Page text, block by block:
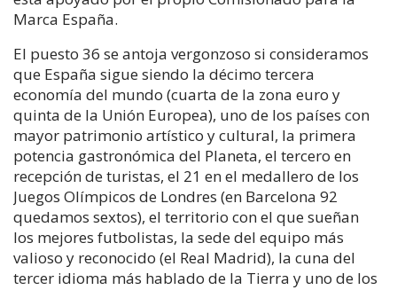
Marca España.
El puesto 36 se antoja vergonzoso si consideramos
que España sigue siendo la décimo tercera
economía del mundo (cuarta de la zona euro y
quinta de la Unión Europea), uno de los países con
mayor patrimonio artístico y cultural, la primera
potencia gastronómica del Planeta, el tercero en
recepción de turistas, el 21 en el medallero de los
Juegos Olímpicos de Londres (en Barcelona 92
quedamos sextos), el territorio con el que sueñan
los mejores futbolistas, la sede del equipo más
valioso y reconocido (el Real Madrid), la cuna del
tercer idioma más hablado de la Tierra y uno de los